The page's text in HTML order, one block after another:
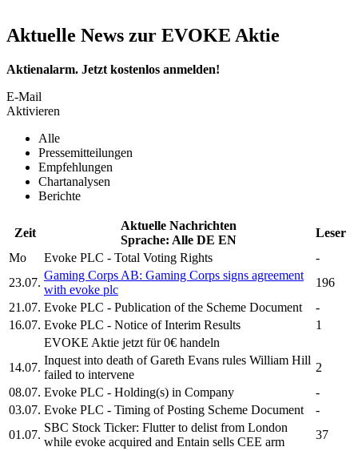
Aktuelle News zur EVOKE Aktie
Aktienalarm. Jetzt kostenlos anmelden!
E-Mail
Aktivieren
Alle
Pressemitteilungen
Empfehlungen
Chartanalysen
Berichte
Zeit
Aktuelle Nachrichten
Sprache: Alle DE EN
Leser
Mo
Evoke PLC - Total Voting Rights
-
23.07.
Gaming Corps AB: Gaming Corps signs agreement
with evoke plc
196
21.07. Evoke PLC - Publication of the Scheme Document
-
16.07. Evoke PLC - Notice of Interim Results
1
EVOKE Aktie jetzt für 0€ handeln
14.07.
Inquest into death of Gareth Evans rules William Hill
failed to intervene
2
08.07. Evoke PLC - Holding(s) in Company
-
03.07. Evoke PLC - Timing of Posting Scheme Document
-
01.07.
SBC Stock Ticker: Flutter to delist from London
while evoke acquired and Entain sells CEE arm
37